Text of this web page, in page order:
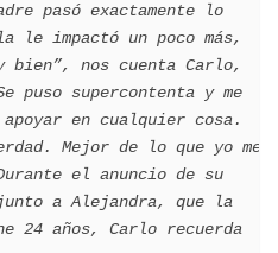
pasó exactamente lo
le impactó un poco más,
bien”, nos cuenta Carlo,
puso supercontenta y me
en cualquier cosa.
Mejor de lo que yo me
el anuncio de su
a Alejandra, que la
24 años, Carlo recuerda